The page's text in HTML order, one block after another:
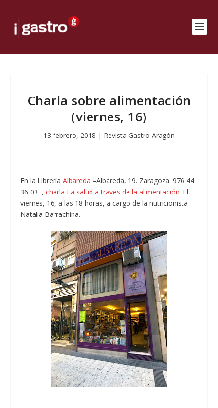
Charla sobre alimentación
(viernes, 16)
13 febrero, 2018 | Revista Gastro Aragón
En la LibreríaAlbareda –Albareda, 19. Zaragoza. 976 44
36 03–,charla La salud a traves de la alimentación. El
viernes, 16, a las 18 horas, a cargo de la nutricionista
Natalia Barrachina.